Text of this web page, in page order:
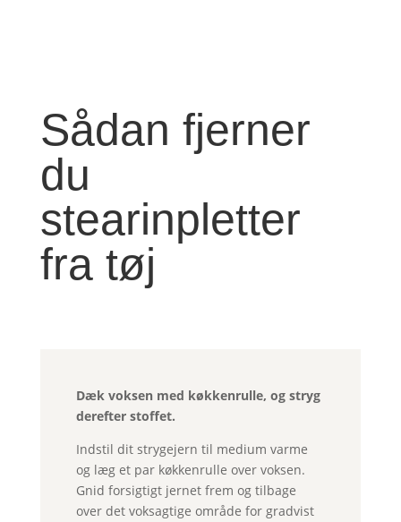
Sådan fjerner
du
stearinpletter
fra tøj
Dæk voksen med køkkenrulle, og stryg
derefter stoffet.
Indstil dit strygejern til medium varme
og læg et par køkkenrulle over voksen.
Gnid forsigtigt jernet frem og tilbage
over det voksagtige område for gradvist